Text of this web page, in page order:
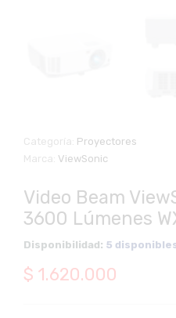
Categoría: Proyectores
Marca: ViewSonic
Video Beam
3600 Lúmenes
Disponibilidad: 5
$ 1.620.000